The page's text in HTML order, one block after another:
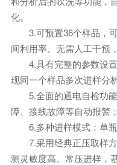
化。
3.可预置36个样品，可
间利用率。无需人工干预
4.具有完整的参数设置
现同一个样品多次进样分析
5.全面的通电自检功能
障、接线故障等自动报警
6.多种进样模式：单瓶
7.采用经典正压取样方
测灵敏度高。常压进样，